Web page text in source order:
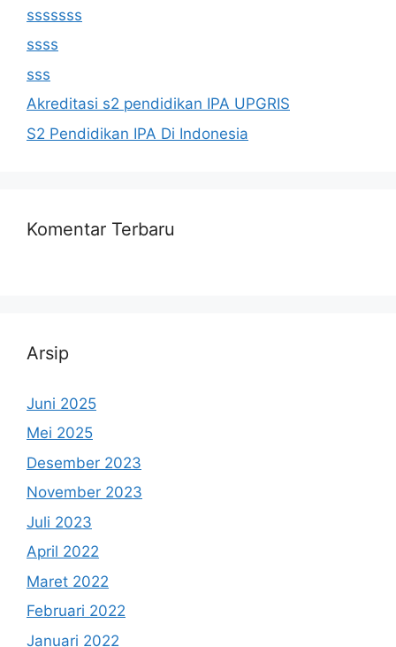
sssssss
ssss
sss
Akreditasi s2 pendidikan IPA UPGRIS
S2 Pendidikan IPA Di Indonesia
Komentar Terbaru
Arsip
Juni 2025
Mei 2025
Desember 2023
November 2023
Juli 2023
April 2022
Maret 2022
Februari 2022
Januari 2022